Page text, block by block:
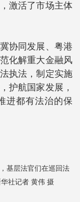
激活了市场主体
协同发展、粤港
化解重大金融风
执法，制定实施
护航国家发展，
进都有法治的保
基层法官们在巡回法
社记者 黄伟 摄